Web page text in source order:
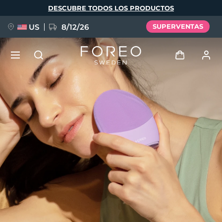
DESCUBRE TODOS LOS PRODUCTOS
US 8/12/26 SUPERVENTAS
Perfil de usuario
Mis dispositivos
Mis pedidos
Mis direcciones
Mis suscripciones
NUEVO
FAQ™ Pure Beauty-Tech Elixir
BREAKING NEWS
issa™ Teeth Whitening Set
Idioma
English Deutsch
Español
Français
Italiano
Português
Svenska
Русский
Türkçe
简体中文 繁體中文